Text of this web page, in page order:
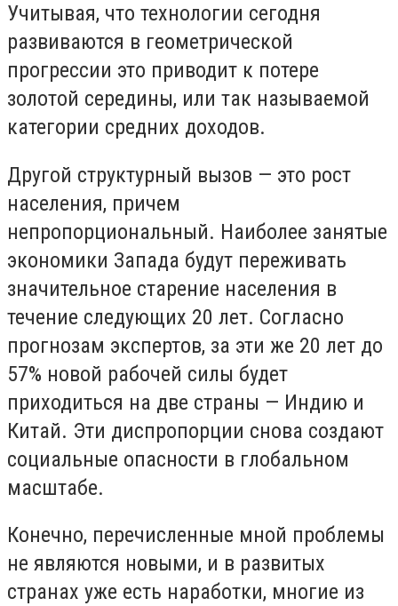
Учитывая, что технологии сегодня
развиваются в геометрической
прогрессии это приводит к потере
золотой середины, или так называемой
категории средних доходов.
Другой структурный вызов — это рост
населения, причем
непропорциональный. Наиболее занятые
экономики Запада будут переживать
значительное старение населения в
течение следующих 20 лет. Согласно
прогнозам экспертов, за эти же 20 лет до
57% новой рабочей силы будет
приходиться на две страны — Индию и
Китай. Эти диспропорции снова создают
социальные опасности в глобальном
масштабе.
Конечно, перечисленные мной проблемы
не являются новыми, и в развитых
странах уже есть наработки, многие из